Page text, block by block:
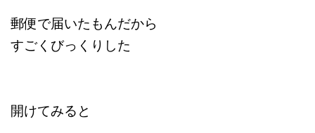
郵便で届いたもんだから
すごくびっくりした
開けてみると